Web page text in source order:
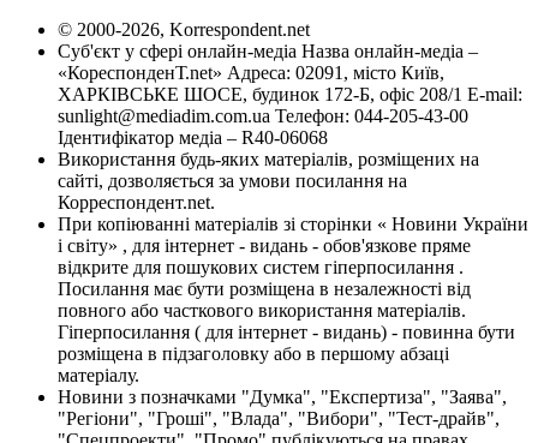
© 2000-2026, Korrespondent.net
Суб'єкт у сфері онлайн-медіа Назва онлайн-медіа –
«КореспонденТ.net» Адреса: 02091, місто Київ,
ХАРКІВСЬКЕ ШОСЕ, будинок 172-Б, офіс 208/1 E-mail:
sunlight@mediadim.com.ua Телефон: 044-205-43-00
Ідентифікатор медіа – R40-06068
Використання будь-яких матеріалів, розміщених на
сайті, дозволяється за умови посилання на
Корреспондент.net.
При копіюванні матеріалів зі сторінки « Новини України
і світу» , для інтернет - видань - обов'язкове пряме
відкрите для пошукових систем гіперпосилання .
Посилання має бути розміщена в незалежності від
повного або часткового використання матеріалів.
Гіперпосилання ( для інтернет - видань) - повинна бути
розміщена в підзаголовку або в першому абзаці
матеріалу.
Новини з позначками "Думка", "Експертиза", "Заява",
"Регіони", "Гроші", "Влада", "Вибори", "Тест-драйв",